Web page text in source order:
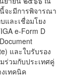
จะมีการพิจารณา
และเชื่อมโยง
e-Form D
และใบรับรอง
ร่วมกับประเทศคู่
เทคนิค